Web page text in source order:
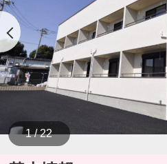
1 / 22